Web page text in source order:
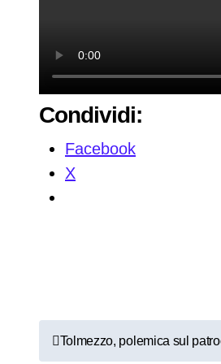
Condividi:
Facebook
X
N Tolmezzo, polemica sul